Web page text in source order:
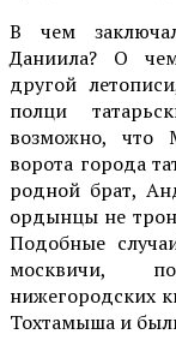
В чем
Даниила? О чем
другой
полци
возможно, что
ворота города
родной брат,
ордынцы не
По­добные
москви­чи,
нижегородских
Тохтамыша и